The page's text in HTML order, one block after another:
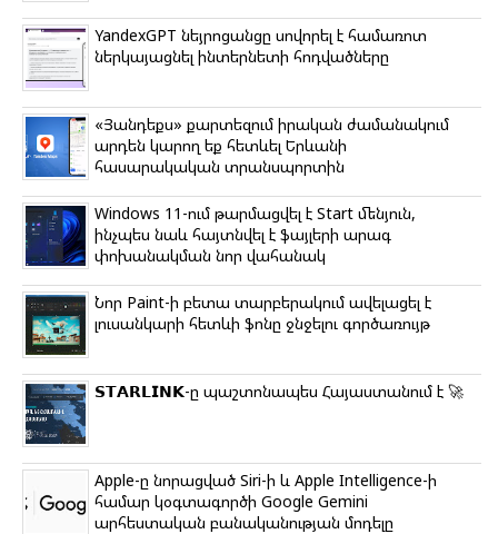
YandexGPT նեյրոցանցը սովորել է համառոտ
ներկայացնել ինտերնետի հոդվածները
«Յանդեքս» քարտեզում իրական ժամանակում
արդեն կարող եք հետևել Երևանի
հասարակական տրանսպորտին
Windows 11-ում թարմացվել է Start մենյուն,
ինչպես նաև հայտնվել է ֆայլերի արագ
փոխանակման նոր վահանակ
Նոր Paint-ի բետա տարբերակում ավելացել է
լուսանկարի հետևի ֆոնը ջնջելու գործառույթ
𝗦𝗧𝗔𝗥𝗟𝗜𝗡𝗞-ը պաշտոնապես Հայաստանում է 🚀
Apple-ը նորացված Siri-ի և Apple Intelligence-ի
համար կօգտագործի Google Gemini
արհեստական բանականության մոդելը